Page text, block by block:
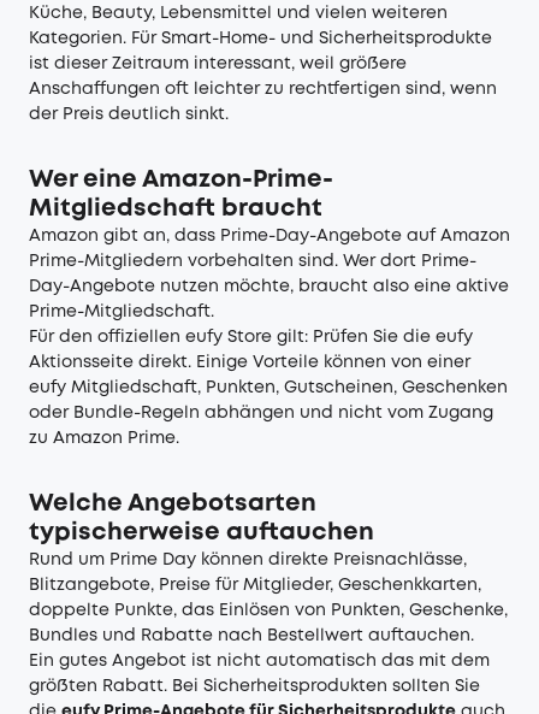
Küche, Beauty, Lebensmittel und vielen weiteren
Kategorien. Für Smart-Home- und Sicherheitsprodukte
ist dieser Zeitraum interessant, weil größere
Anschaffungen oft leichter zu rechtfertigen sind, wenn
der Preis deutlich sinkt.
Wer eine Amazon-Prime-
Mitgliedschaft braucht
Amazon gibt an, dass Prime-Day-Angebote auf Amazon
Prime-Mitgliedern vorbehalten sind. Wer dort Prime-
Day-Angebote nutzen möchte, braucht also eine aktive
Prime-Mitgliedschaft.
Für den offiziellen eufy Store gilt: Prüfen Sie die eufy
Aktionsseite direkt. Einige Vorteile können von einer
eufy Mitgliedschaft, Punkten, Gutscheinen, Geschenken
oder Bundle-Regeln abhängen und nicht vom Zugang
zu Amazon Prime.
Welche Angebotsarten
typischerweise auftauchen
Rund um Prime Day können direkte Preisnachlässe,
Blitzangebote, Preise für Mitglieder, Geschenkkarten,
doppelte Punkte, das Einlösen von Punkten, Geschenke,
Bundles und Rabatte nach Bestellwert auftauchen.
Ein gutes Angebot ist nicht automatisch das mit dem
größten Rabatt. Bei Sicherheitsprodukten sollten Sie